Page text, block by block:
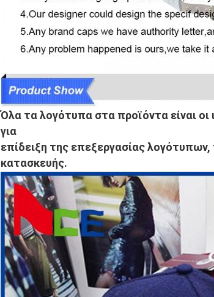
Όλα τα λογότυπα στα προϊόντα είναι
για
επίδειξη της επεξεργασίας
κατασκευής.